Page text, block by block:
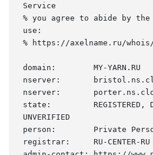
Service
% you agree to abide by
use:
% https://axelname.ru/
domain:        MY-YARN.RU
nserver:
nserver:
state:         REGISTERED,
UNVERIFIED
person:        Private
registrar:     RU-CENTER-RU